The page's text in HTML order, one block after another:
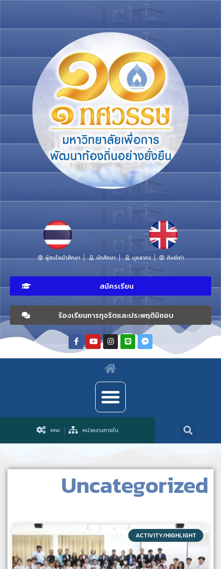
ผู้สนใจเข้าศึกษา นักศึกษา บุคลากร ศิษย์เก่า
สมัครเรียน
ร้องเรียนการทุจริตและประพฤติมิชอบ
คณะ หน่วยงานภายใน
Uncategorized
ACTIVITY/HIGHLIGHT